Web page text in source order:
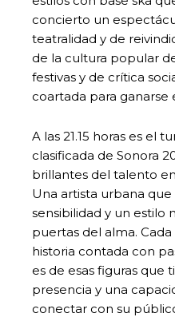
concierto un
teatralidad y de
de la cultura popular
festivas y de crítica
coartada para
A las 21.15 horas es el
clasificada de Sonora
brillantes del talento
Una artista urbana
sensibilidad y un estilo
puertas del alma.
historia contada con
es de esas figuras que
presencia y una
conectar con su